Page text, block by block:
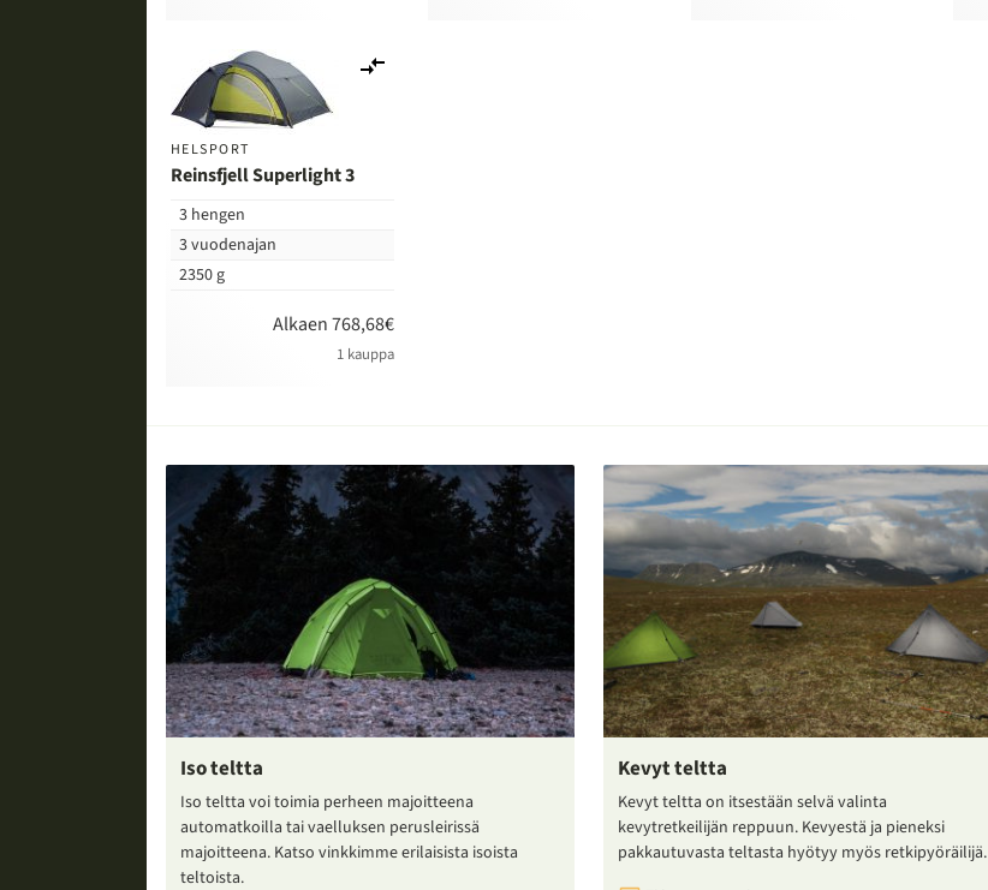
HELSPORT
Reinsfjell Superlight 3
3 hengen
3 vuodenajan
2350 g
Alkaen 768,68€
1 kauppa
Iso teltta
Iso teltta voi toimia perheen majoitteena
automatkoilla tai vaelluksen perusleirissä
majoitteena. Katso vinkkimme erilaisista isoista
teltoista.
Kevyt teltta
Kevyt teltta on itsestään selvä valinta
kevytretkeilijän reppuun. Kevyestä ja pieneksi
pakkautuvasta teltasta hyötyy myös retkipyöräilijä.